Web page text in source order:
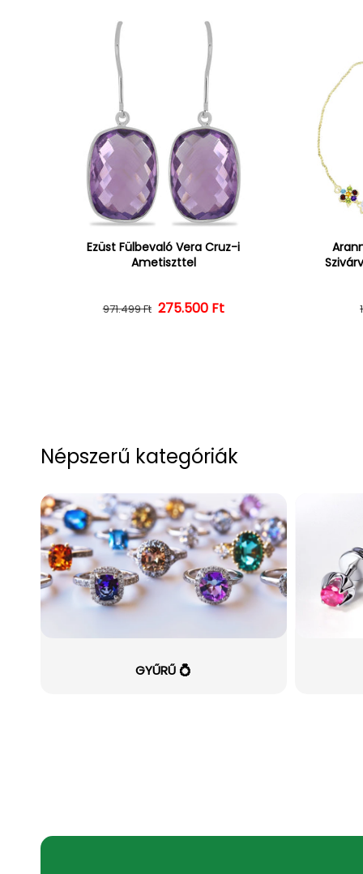
Ezüst Fülbevaló Vera Cruz-i
Ametiszttel
Normál ár
971.499 Ft Kedvezményes ár
275.500 Ft
Népszerű kategóriák
GYŰRŰ 💍